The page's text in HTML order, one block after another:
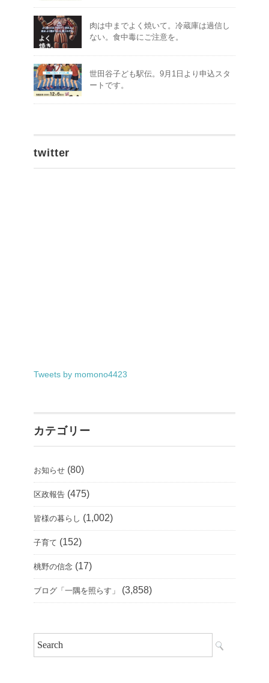
肉は中までよく焼いて。冷蔵庫は過信し
ない。食中毒にご注意を。
世田谷子ども駅伝。9月1日より申込スタ
ートです。
twitter
Tweets by momono4423
カテゴリー
お知らせ (80)
区政報告 (475)
皆様の暮らし (1,002)
子育て (152)
桃野の信念 (17)
ブログ「一隅を照らす」 (3,858)